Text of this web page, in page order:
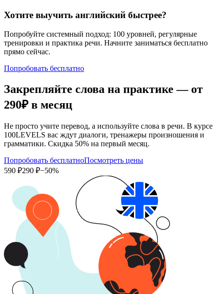
Хотите выучить английский быстрее?
Попробуйте системный подход: 100 уровней, регулярные
тренировки и практика речи. Начните заниматься бесплатно
прямо сейчас.
Попробовать бесплатно
Закрепляйте слова на практике — от
290₽ в месяц
Не просто учите перевод, а используйте слова в речи. В курсе
100LEVELS вас ждут диалоги, тренажеры произношения и
грамматики. Скидка 50% на первый месяц.
Попробовать бесплатноПосмотреть цены
590 ₽290 ₽−50%